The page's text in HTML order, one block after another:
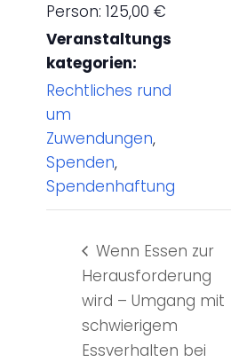
Person: 125,00 €
Veranstaltungs
kategorien:
Rechtliches rund
um
Zuwendungen,
Spenden,
Spendenhaftung
Wenn Essen zur
Herausforderung
wird – Umgang mit
schwierigem
Essverhalten bei